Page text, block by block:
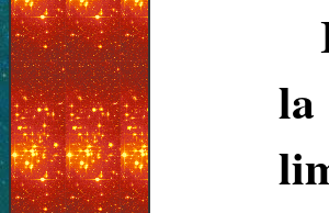
la